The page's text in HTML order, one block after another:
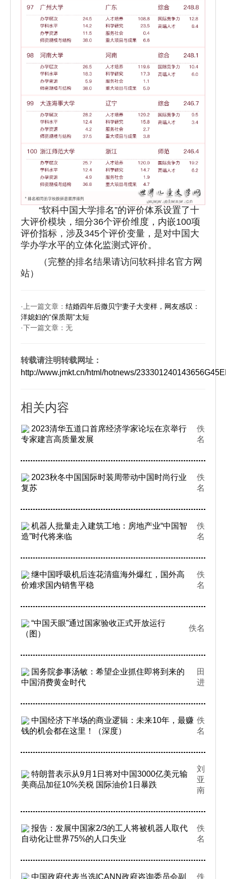
“软科中国大学排名”的评价体系设置了十
大评价模块，细分36个评价维度，内嵌100项
评价指标，涉及345个评价变量，是对中国大
学办学水平的立体化监测式评价。
（完整的排名结果请访问软科排名官方网
站）
·上一篇文章： 结婚四年后撒贝宁妻子大变样，网友感叹：
洋媳妇的“保质期”太短
·下一篇文章：无
转载请注明转载网址：
http://www.jmkt.cn/html/hotnews/
相关内容
2023清华五道口首席经济学家论坛在京举行
专家建言高质量发展
佚
名
2023秋冬中国国际时装周带动中国时尚行业
复苏
佚
名
机器人批量走入建筑工地：房地产业“中国智
造”时代将来临
佚
名
继中国呼吸机后连花清瘟海外爆红，国外高
价难求国内销售平稳
佚
名
“中国天眼”通过国家验收正式开放运行
（图）
佚名
国务院参事汤敏：希望企业抓住即将到来的
中国消费黄金时代
田
进
中国经济下半场的商业逻辑：未来10年，最赚
钱的机会都在这里！（深度）
佚
名
特朗普表示从9月1日将对中国3000亿美元输
美商品加征10%关税 国际油价1日暴跌
刘
亚
南
报告：发展中国家2/3的工人将被机器人取代
自动化让世界75%的人口失业
佚
名
中国政府代表当选ICANN政府咨询委员会副 佚